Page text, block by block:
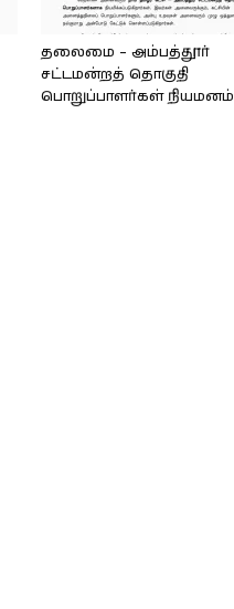
தலைமை – அம்பத்தூர்
சட்டமன்றத் தொகுதி
பொறுப்பாளர்கள் நியமனம்